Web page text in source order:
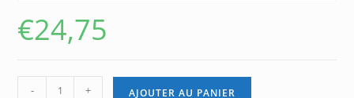
€24,75
quantité
- + AJOUTER AU PANIER